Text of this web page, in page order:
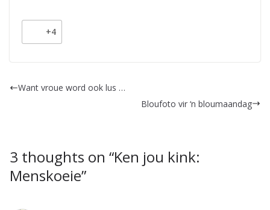
+4
Want vroue word ook lus …
Bloufoto vir ‘n bloumaandag
3 thoughts on “Ken jou kink:
Menskoeie”